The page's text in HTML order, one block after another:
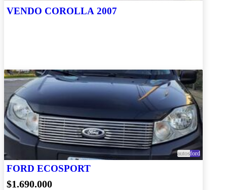
VENDO COROLLA 2007
autosford
FORD ECOSPORT
$1.690.000